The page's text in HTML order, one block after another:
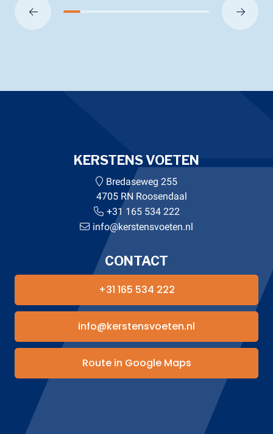
KERSTENS VOETEN
Bredaseweg 255
4705 RN Roosendaal
+31 165 534 222
info@kerstensvoeten.nl
CONTACT
+31 165 534 222
info@kerstensvoeten.nl
Route in Google Maps